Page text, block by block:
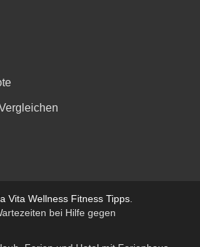
Vita Wellness Fitness Tipps
bei Hilfe gegen